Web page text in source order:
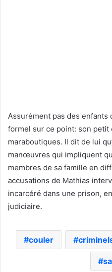
Assurément pas des
formel sur ce point: son
maraboutiques. Il dit de lui
manœuvres qui impliquent
membres de sa famille en
accusations de Mathias
incarcéré dans une prison,
judiciaire.
couler